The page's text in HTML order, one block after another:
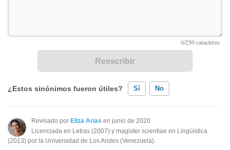
¿Estos sinónimos fueron útiles? Sí No
Existen sinónimos incorrectos
Ninguno de los sinónimos presentados me ayudó
Revisado por Eliza Arias en junio de 2020
Licenciada en Letras (2007) y magister scientiae en Lingüística
(2013) por la Universidad de Los Andes (Venezuela).